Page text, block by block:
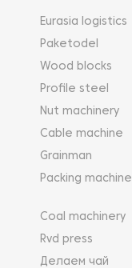
Eurasia logistics
Paketodel
Wood blocks
Profile steel
Nut machinery
Cable machine
Grainman
Packing
Coal machinery
Rvd press
Делаем чай